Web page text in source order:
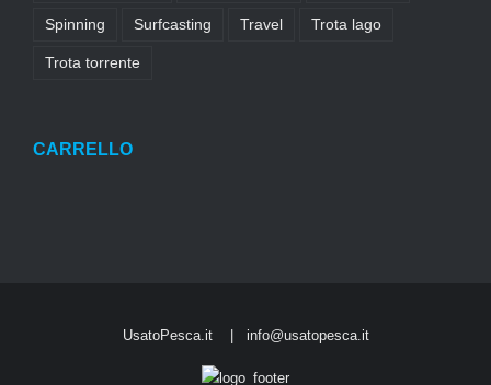
Spinning Surfcasting Travel Trota lago
Trota torrente
CARRELLO
UsatoPesca.it | info@usatopesca.it